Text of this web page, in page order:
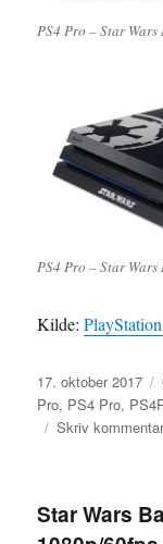
PS4 Pro – Star
PS4 Pro – Star
Kilde:
Udgivet
17. oktober 2017
Pro, PS4 Pro,
Skriv
Star Wars